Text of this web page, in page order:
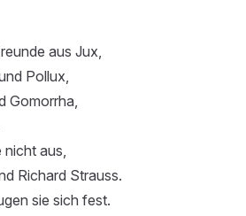
aus Jux,
Pollux,
Gomorrha,
aus,
Richard Strauss.
sie sich fest.